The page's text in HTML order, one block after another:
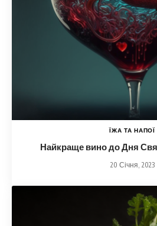
ЇЖА ТА НАПОЇ
Найкраще вино до Дня
20 Січня, 2023